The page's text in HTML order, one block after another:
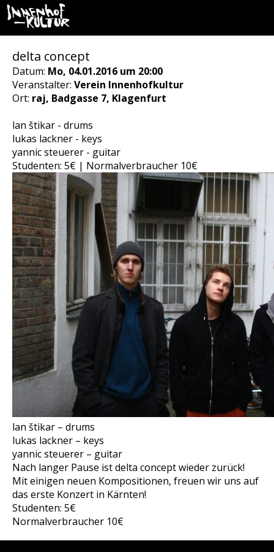
delta concept
Datum: Mo, 04.01.2016 um 20:00
Veranstalter: Verein Innenhofkultur
Ort: raj, Badgasse 7, Klagenfurt
lan štikar - drums
lukas lackner - keys
yannic steuerer - guitar
Studenten: 5€ | Normalverbraucher 10€
lan štikar – drums
lukas lackner – keys
yannic steuerer – guitar
Nach langer Pause ist delta concept wieder zurück!
Mit einigen neuen Kompositionen, freuen wir uns auf
das erste Konzert in Kärnten!
Studenten: 5€
Normalverbraucher 10€